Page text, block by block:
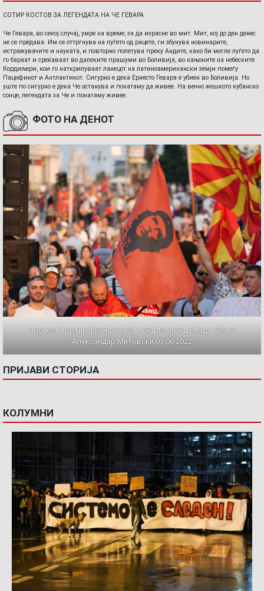
СОТИР КОСТОВ ЗА ЛЕГЕНДАТА НА ЧЕ ГЕВАРА
Че Гевара, во секој случај, умре на време, за да израсне во мит. Мит, кој до ден денес
не се предава. Им се оттргнува на луѓето од рацете, ги збунува новинарите,
истражувачите и науката, и повторно полетува преку Андите, како би могле луѓето да
го бараат и среќаваат во далеките прашуми во Боливија, во кањоните на небеските
Кордиљери, кои го наткрилуваат ланецот на латиноамерикански земји помеѓу
Пацификот и Антлантикот. Сигурно е дека Ернесто Гевара е убиен во Боливија. Но
уште по сигурно е дека Че останува и понатаму да живее. На вечно жешкото кубанско
сонце, легендата за Че и понатаму живее.
ФОТО НА ДЕНОТ
Протест против францускиот предлог пред Влада. Фото:
Александар Митовски,03.06.2022
ПРИЈАВИ СТОРИЈА
КОЛУМНИ